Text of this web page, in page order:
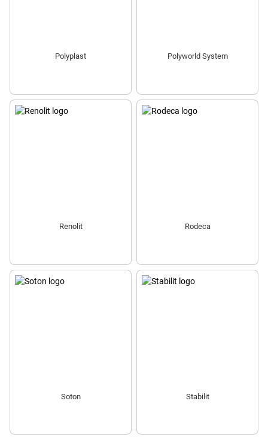
Polyplast Polyworld System
Renolit Rodeca
Soton Stabilit